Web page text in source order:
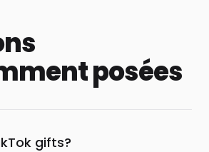
posées
gifts?